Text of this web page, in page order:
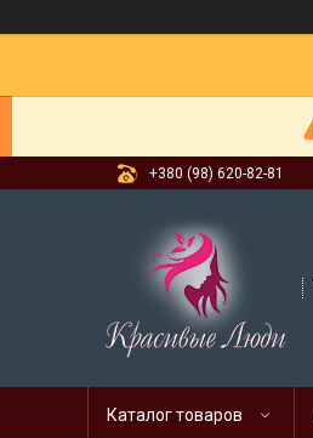
+380 (98) 620-82-81
Каталог товаров